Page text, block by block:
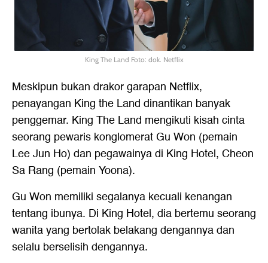
King The Land Foto: dok. Netflix
Meskipun bukan drakor garapan Netflix,
penayangan King the Land dinantikan banyak
penggemar. King The Land mengikuti kisah cinta
seorang pewaris konglomerat Gu Won (pemain
Lee Jun Ho) dan pegawainya di King Hotel, Cheon
Sa Rang (pemain Yoona).
Gu Won memiliki segalanya kecuali kenangan
tentang ibunya. Di King Hotel, dia bertemu seorang
wanita yang bertolak belakang dengannya dan
selalu berselisih dengannya.